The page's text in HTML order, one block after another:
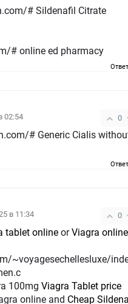
# Sildenafil Citrate
# online ed pharmacy
0
02:54
# Generic Cialis
0
в 11:34
tablet online orViagra online
~voyagesechellesluxe/
100mg Viagra Tablet price
online and Cheap